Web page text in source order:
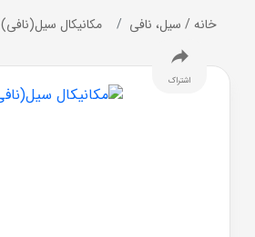
خانه/ سیل، نافی مکانیکال سیل(نافی) BT-AR15
اشتراک